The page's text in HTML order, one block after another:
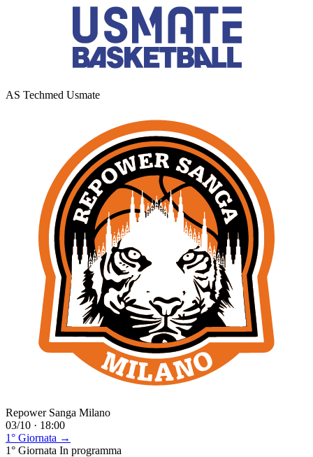
AS Techmed Usmate
Repower Sanga Milano
03/10 · 18:00
1° Giornata →
1° Giornata In programma